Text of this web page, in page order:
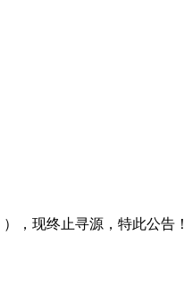
），现终止寻源，特此公告！